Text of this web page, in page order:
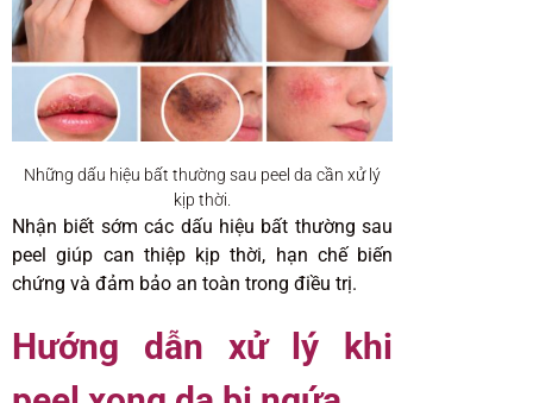
Những dấu hiệu bất thường sau peel da cần xử lý
kịp thời.
Nhận biết sớm các dấu hiệu bất thường sau
peel giúp can thiệp kịp thời, hạn chế biến
chứng và đảm bảo an toàn trong điều trị.
Hướng dẫn xử lý khi